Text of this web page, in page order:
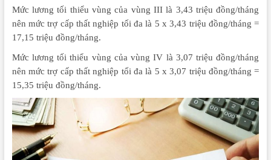
Mức lương tối thiểu vùng của vùng III là 3,43 triệu đồng/tháng
nên mức trợ cấp thất nghiệp tối đa là 5 x 3,43 triệu đồng/tháng =
17,15 triệu đồng/tháng.
Mức lương tối thiểu vùng của vùng IV là 3,07 triệu đồng/tháng
nên mức trợ cấp thất nghiệp tối đa là 5 x 3,07 triệu đồng/tháng =
15,35 triệu đồng/tháng.